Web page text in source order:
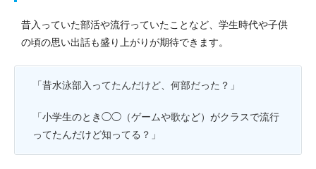
昔入っていた部活や流行っていたことなど、学生時代や子供
の頃の思い出話も盛り上がりが期待できます。
「昔水泳部入ってたんだけど、何部だった？」
「小学生のとき◯◯（ゲームや歌など）がクラスで流行
ってたんだけど知ってる？」